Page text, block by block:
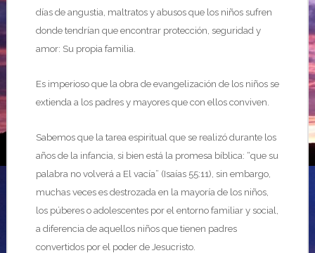
días de angustia, maltratos y abusos que los niños sufren
donde tendrían que encontrar protección, seguridad y
amor: Su propia familia.
Es imperioso que la obra de evangelización de los niños se
extienda a los padres y mayores que con ellos conviven.
Sabemos que la tarea espiritual que se realizó durante los
años de la infancia, si bien está la promesa bíblica: “que su
palabra no volverá a El vacía” (Isaías 55:11), sin embargo,
muchas veces es destrozada en la mayoría de los niños,
los púberes o adolescentes por el entorno familiar y social,
a diferencia de aquellos niños que tienen padres
convertidos por el poder de Jesucristo.